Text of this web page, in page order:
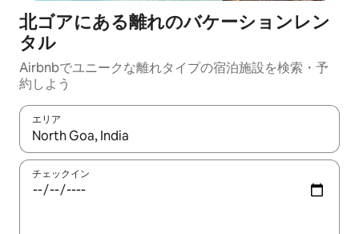
北ゴアにある離れのバケーションレン
タル
Airbnbでユニークな離れタイプの宿泊施設を検索・予
約しよう
エリア
検索結果が表示されたら、上下の矢印キーを使って移動するか
チェックイン